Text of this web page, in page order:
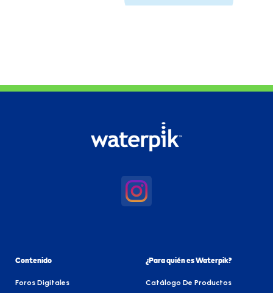
Contenido
Foros Digitales
¿Para quién es Waterpik?
Catálogo De Productos